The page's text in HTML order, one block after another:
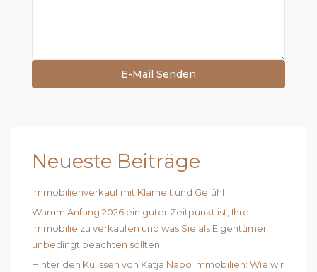
Neueste Beiträge
Immobilienverkauf mit Klarheit und Gefühl
Warum Anfang 2026 ein guter Zeitpunkt ist, Ihre
Immobilie zu verkaufen und was Sie als Eigentümer
unbedingt beachten sollten
Hinter den Kulissen von Katja Nabo Immobilien: Wie wir